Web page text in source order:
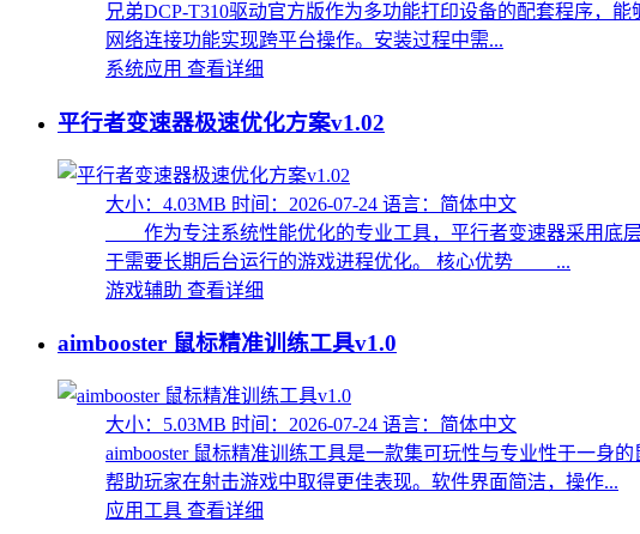
兄弟DCP-T310驱动官方版作为多功能打印设备的配套程序，
网络连接功能实现跨平台操作。安装过程中需...
系统应用 查看详细
平行者变速器极速优化方案v1.02
大小：4.03MB 时间：2026-07-24 语言：简体中文
作为专注系统性能优化的专业工具，平行者变速器采用底层
于需要长期后台运行的游戏进程优化。 核心优势 ...
游戏辅助 查看详细
aimbooster 鼠标精准训练工具v1.0
大小：5.03MB 时间：2026-07-24 语言：简体中文
aimbooster 鼠标精准训练工具是一款集可玩性与专业性于一身
帮助玩家在射击游戏中取得更佳表现。软件界面简洁，操作...
应用工具 查看详细